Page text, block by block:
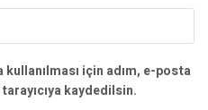
için adım, e-posta
kaydedilsin.